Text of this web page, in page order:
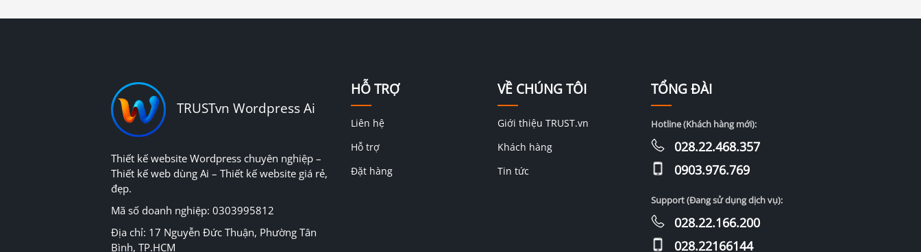
TRUSTvn Wordpress Ai
Thiết kế website Wordpress chuyên nghiệp –
Thiết kế web dùng Ai – Thiết kế website giá rẻ,
đẹp.
Mã số doanh nghiệp: 0303995812
Địa chỉ: 17 Nguyễn Đức Thuận, Phường Tân
Bình, TP.HCM
HỖ TRỢ
Liên hệ
Hỗ trợ
Đặt hàng
VỀ CHÚNG TÔI
Giới thiệu TRUST.vn
Khách hàng
Tin tức
TỔNG ĐÀI
Hotline (Khách hàng mới):
028.22.468.357
0903.976.769
Support (Đang sử dụng dịch vụ):
028.22.166.200
028.22166144